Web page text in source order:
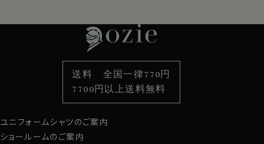
袖・カフス型から選ぶ
色から選ぶ
柄から選ぶ
スタイルから選ぶ
カジュアルシャツ
定番シャツ
カフスボタン
サスペンダー
財布・名刺入れ
バッグ
ストール・マフラー
グローブ
ユニフォームシャツのご案内
ショールームのご案内
送料 全国一律770円
7700円以上送料無料